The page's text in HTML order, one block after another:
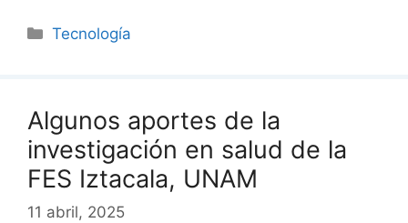
Categorías
Tecnología
Algunos aportes de la
investigación en salud de la
FES Iztacala, UNAM
11 abril, 2025